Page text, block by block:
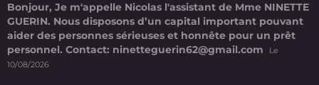
Bonjour, Je m'appelle Nicolas l'assistant de Mme NINETTE
GUERIN. Nous disposons d’un capital important pouvant
aider des personnes sérieuses et honnête pour un prêt
personnel. Contact: ninetteguerin62@gmail.com
Le
10/08/2026